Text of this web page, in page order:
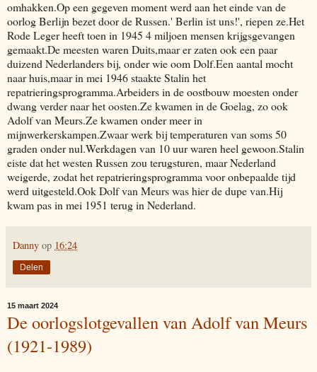
omhakken.Op een gegeven moment werd aan het einde van de
oorlog Berlijn bezet door de Russen.' Berlin ist uns!', riepen ze.Het
Rode Leger heeft toen in 1945 4 miljoen mensen krijgsgevangen
gemaakt.De meesten waren Duits,maar er zaten ook een paar
duizend Nederlanders bij, onder wie oom Dolf.Een aantal mocht
naar huis,maar in mei 1946 staakte Stalin het
repatrieringsprogramma.Arbeiders in de oostbouw moesten onder
dwang verder naar het oosten.Ze kwamen in de Goelag, zo ook
Adolf van Meurs.Ze kwamen onder meer in
mijnwerkerskampen.Zwaar werk bij temperaturen van soms 50
graden onder nul.Werkdagen van 10 uur waren heel gewoon.Stalin
eiste dat het westen Russen zou terugsturen, maar Nederland
weigerde, zodat het repatrieringsprogramma voor onbepaalde tijd
werd uitgesteld.Ook Dolf van Meurs was hier de dupe van.Hij
kwam pas in mei 1951 terug in Nederland.
Danny op 16:24
Delen
15 maart 2024
De oorlogslotgevallen van Adolf van Meurs
(1921-1989)